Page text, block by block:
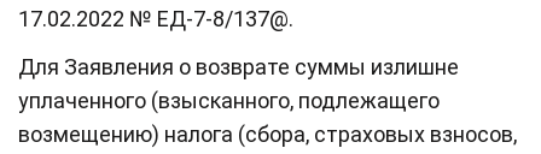
17.02.2022 № ЕД-7-8/137@.
Для Заявления о возврате суммы излишне
уплаченного (взысканного, подлежащего
возмещению) налога (сбора, страховых взносов,